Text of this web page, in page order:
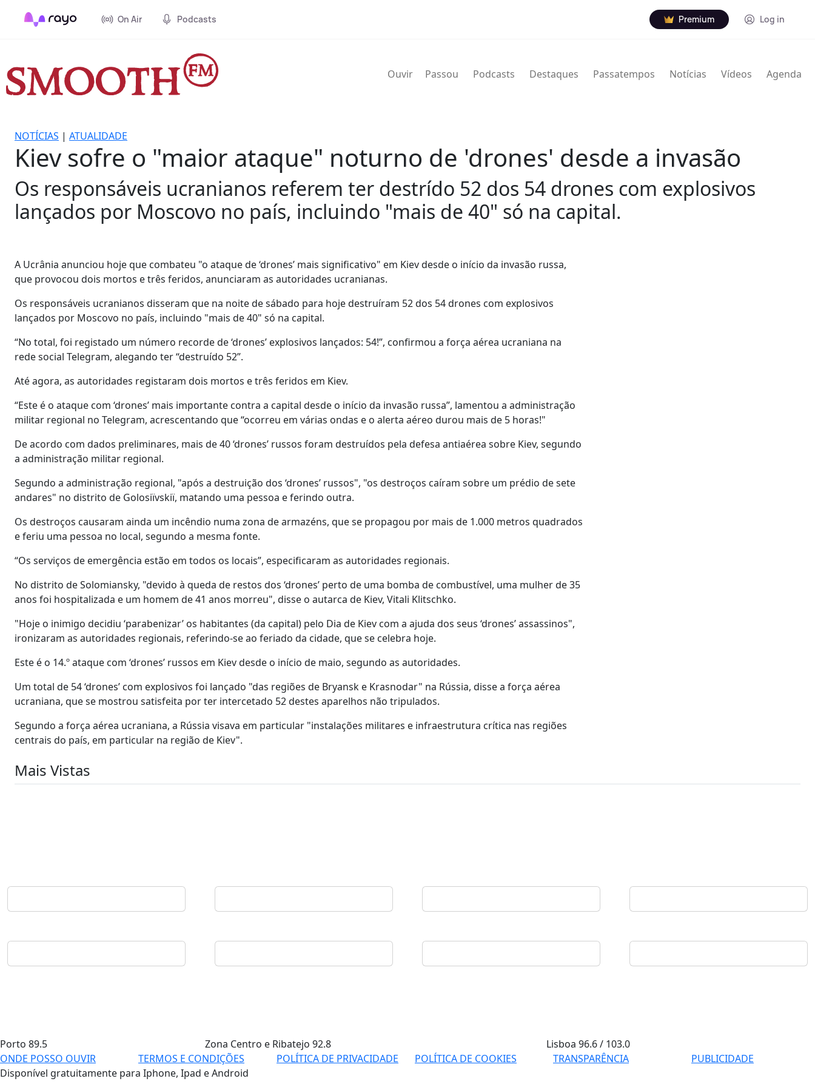
On Air Podcasts Premium Log in
Ouvir Passou Podcasts Destaques Passatempos Notícias Vídeos Agenda
NOTÍCIAS | ATUALIDADE
Kiev sofre o "maior ataque" noturno de 'drones' desde a invasão
Os responsáveis ucranianos referem ter destrído 52 dos 54 drones com explosivos
lançados por Moscovo no país, incluindo "mais de 40" só na capital.
A Ucrânia anunciou hoje que combateu "o ataque de ‘drones’ mais significativo" em Kiev desde o início da invasão russa,
que provocou dois mortos e três feridos, anunciaram as autoridades ucranianas.
Os responsáveis ucranianos disseram que na noite de sábado para hoje destruíram 52 dos 54 drones com explosivos
lançados por Moscovo no país, incluindo "mais de 40" só na capital.
“No total, foi registado um número recorde de ‘drones’ explosivos lançados: 54!”, confirmou a força aérea ucraniana na
rede social Telegram, alegando ter “destruído 52”.
Até agora, as autoridades registaram dois mortos e três feridos em Kiev.
“Este é o ataque com ‘drones’ mais importante contra a capital desde o início da invasão russa”, lamentou a administração
militar regional no Telegram, acrescentando que “ocorreu em várias ondas e o alerta aéreo durou mais de 5 horas!"
De acordo com dados preliminares, mais de 40 ‘drones’ russos foram destruídos pela defesa antiaérea sobre Kiev, segundo
a administração militar regional.
Segundo a administração regional, "após a destruição dos ‘drones’ russos", "os destroços caíram sobre um prédio de sete
andares" no distrito de Golosiïvskiï, matando uma pessoa e ferindo outra.
Os destroços causaram ainda um incêndio numa zona de armazéns, que se propagou por mais de 1.000 metros quadrados
e feriu uma pessoa no local, segundo a mesma fonte.
“Os serviços de emergência estão em todos os locais”, especificaram as autoridades regionais.
No distrito de Solomiansky, "devido à queda de restos dos ‘drones’ perto de uma bomba de combustível, uma mulher de 35
anos foi hospitalizada e um homem de 41 anos morreu", disse o autarca de Kiev, Vitali Klitschko.
"Hoje o inimigo decidiu ‘parabenizar’ os habitantes (da capital) pelo Dia de Kiev com a ajuda dos seus ‘drones’ assassinos",
ironizaram as autoridades regionais, referindo-se ao feriado da cidade, que se celebra hoje.
Este é o 14.º ataque com ‘drones’ russos em Kiev desde o início de maio, segundo as autoridades.
Um total de 54 ‘drones’ com explosivos foi lançado "das regiões de Bryansk e Krasnodar" na Rússia, disse a força aérea
ucraniana, que se mostrou satisfeita por ter intercetado 52 destes aparelhos não tripulados.
Segundo a força aérea ucraniana, a Rússia visava em particular "instalações militares e infraestrutura crítica nas regiões
centrais do país, em particular na região de Kiev".
Mais Vistas
Porto 89.5 Zona Centro e Ribatejo 92.8 Lisboa96.6 / 103.0
ONDE POSSO OUVIR
TERMOS E CONDIÇÕES POLÍTICA DE PRIVACIDADE POLÍTICA DE COOKIES TRANSPARÊNCIA
PUBLICIDADE
Disponível gratuitamente para Iphone, Ipad e Android